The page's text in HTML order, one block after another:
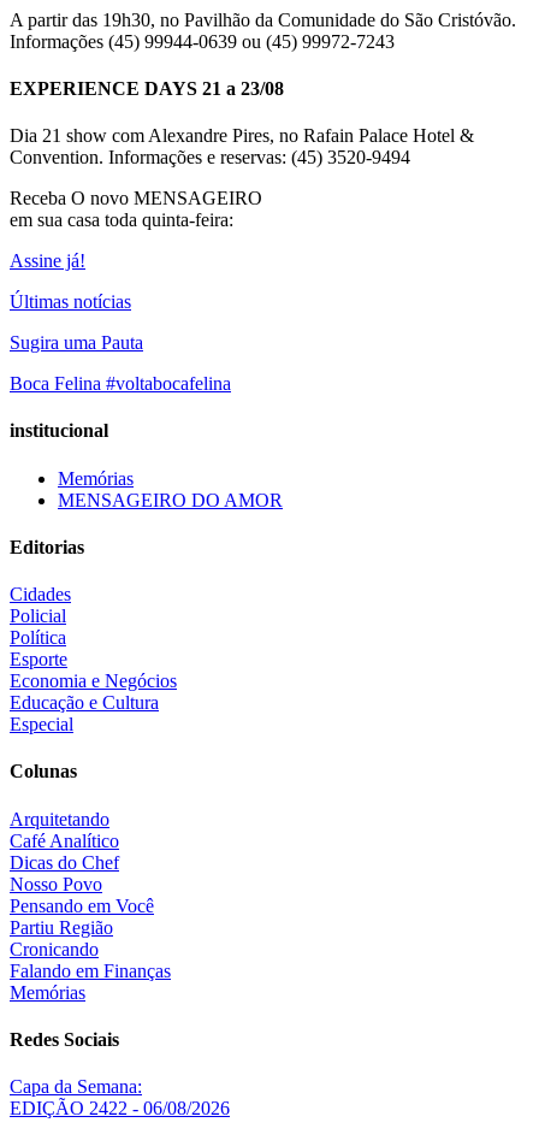
A partir das 19h30, no Pavilhão da Comunidade do São Cristóvão.
Informações (45) 99944-0639 ou (45) 99972-7243
EXPERIENCE DAYS 21 a 23/08
Dia 21 show com Alexandre Pires, no Rafain Palace Hotel &
Convention. Informações e reservas: (45) 3520-9494
Receba O novo MENSAGEIRO
em sua casa toda quinta-feira:
Assine já!
Últimas notícias
Sugira uma Pauta
Boca Felina #voltabocafelina
institucional
Memórias
MENSAGEIRO DO AMOR
Editorias
Cidades
Policial
Política
Esporte
Economia e Negócios
Educação e Cultura
Especial
Colunas
Arquitetando
Café Analítico
Dicas do Chef
Nosso Povo
Pensando em Você
Partiu Região
Cronicando
Falando em Finanças
Memórias
Redes Sociais
Capa da Semana:
EDIÇÃO 2422 - 06/08/2026